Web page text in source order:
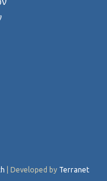
| Developed by Terranet